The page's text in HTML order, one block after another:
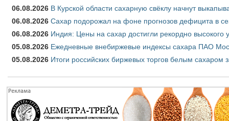
06.08.2026 В Курской области сахарную свёклу начнут
06.08.2026 Сахар подорожал на фоне прогнозов дефицита в
06.08.2026 Индия: Цены на сахар достигли рекордно высокого
05.08.2026 Ежедневные внебиржевые индексы сахара ПАО
05.08.2026 Итоги российских биржевых торгов белым сахаром